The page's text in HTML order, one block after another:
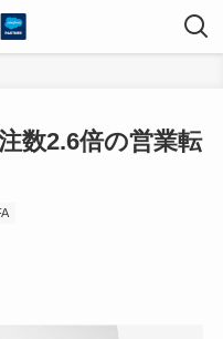
数2.6倍の営業転